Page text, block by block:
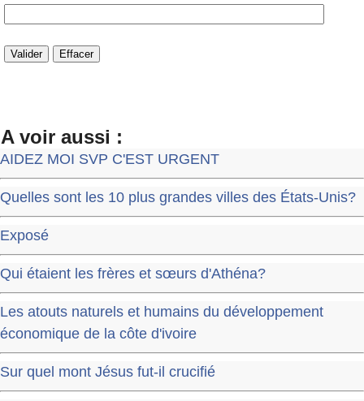
A voir aussi :
AIDEZ MOI SVP C'EST URGENT
Quelles sont les 10 plus grandes villes des États-Unis?
Exposé
Qui étaient les frères et sœurs d'Athéna?
Les atouts naturels et humains du développement
économique de la côte d'ivoire
Sur quel mont Jésus fut-il crucifié